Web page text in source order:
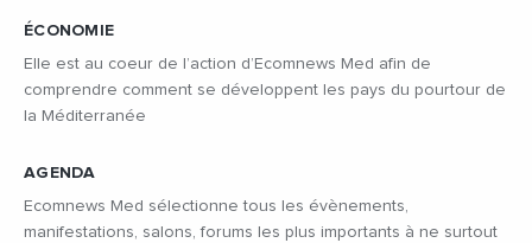
ÉCONOMIE
Elle est au coeur de l’action d’Ecomnews Med afin de
comprendre comment se développent les pays du pourtour de
la Méditerranée
AGENDA
Ecomnews Med sélectionne tous les évènements,
manifestations, salons, forums les plus importants à ne surtout